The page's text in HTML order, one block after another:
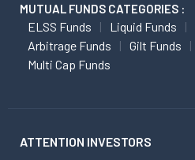
MUTUAL FUNDS CATEGORIES :
ELSS Funds Liquid Funds
Arbitrage Funds
Gilt Funds
Multi Cap Funds
ATTENTION INVESTORS